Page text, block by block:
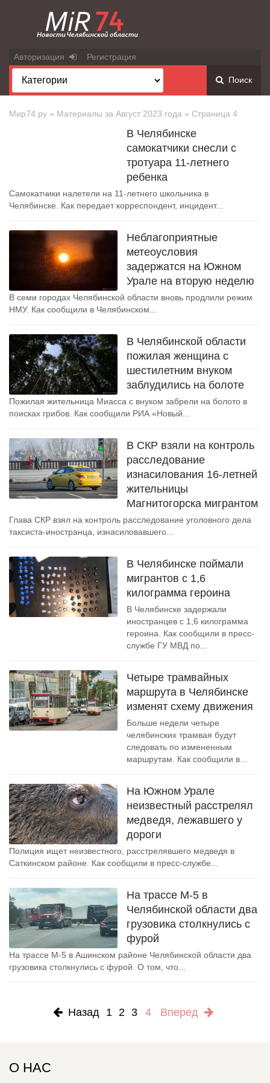
Авторизация Регистрация
Поиск
Мир74.ру » Материалы за Август 2023 года » Страница 4
В Челябинске
самокатчики снесли с
тротуара 11-летнего
ребенка
Самокатчики налетели на 11-летнего школьника в
Челябинске. Как передает корреспондент, инцидент...
Неблагоприятные
метеоусловия
задержатся на Южном
Урале на вторую неделю
В семи городах Челябинской области вновь продлили режим
НМУ. Как сообщили в Челябинском...
В Челябинской области
пожилая женщина с
шестилетним внуком
заблудились на болоте
Пожилая жительница Миасса с внуком забрели на болото в
поисках грибов. Как сообщили РИА «Новый...
В СКР взяли на контроль
расследование
изнасилования 16-летней
жительницы
Магнитогорска мигрантом
Глава СКР взял на контроль расследование уголовного дела
таксиста-иностранца, изнасиловавшего...
В Челябинске поймали
мигрантов с 1,6
килограмма героина
В Челябинске задержали
иностранцев с 1,6 килограмма
героина. Как сообщили в пресс-
службе ГУ МВД по...
Четыре трамвайных
маршрута в Челябинске
изменят схему движения
Больше недели четыре
челябинских трамвая будут
следовать по измененным
маршрутам. Как сообщили в...
На Южном Урале
неизвестный расстрелял
медведя, лежавшего у
дороги
Полиция ищет неизвестного, расстрелявшего медведя в
Саткинском районе. Как сообщили в пресс-службе...
На трассе М-5 в
Челябинской области два
грузовика столкнулись с
фурой
На трассе М-5 в Ашинском районе Челябинской области два
грузовика столкнулись с фурой. О том, что...
Назад 1 2 3 4 Вперед
О НАС